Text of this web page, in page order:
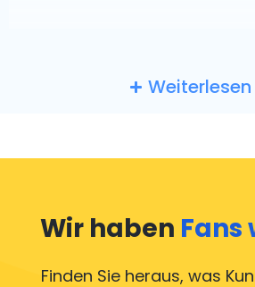
Buchen Sie Ihren Transfer im
vorherbestimmten Zeit des
Weiterlesen
Wir haben Fans
Finden Sie heraus, was